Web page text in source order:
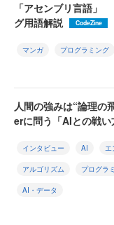
「アセンブリ言語」
グ用語解説
CodeZine
マンガ プログラミング
人間の強みは“論理の
erに問う「AIとの戦い
インタビュー AI エ
アルゴリズム プログラ
AI・データ